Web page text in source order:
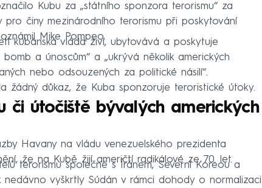
Kubu za „státního sponzora terorismu“ za
činy mezinárodního terorismu při poskytování
Mike Pompeo.
kubánská vláda živí, ubytovává a poskytuje
a únoscům“ a „ukrývá několik amerických
nebo odsouzených za politické násilí“.
žádný důkaz, že Kuba sponzoruje teroristické útoky.
či útočiště bývalých amerických
Havany na vládu venezuelského prezidenta
že na Kubě žijí američtí radikálové ze 70. let.
terorismu společně s Íránem, Severní Koreou a
vyškrtly Súdán v rámci dohody o normalizaci